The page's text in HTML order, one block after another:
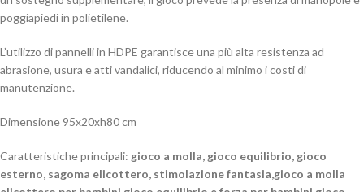
poggiapiedi in polietilene.
L’utilizzo di pannelli in HDPE garantisce una più alta resistenza ad
abrasione, usura e atti vandalici, riducendo al minimo i costi di
manutenzione.
Dimensione 95x20xh80 cm
Caratteristiche principali: gioco a molla, gioco equilibrio, gioco
esterno, sagoma elicottero, stimolazione fantasia,gioco a molla